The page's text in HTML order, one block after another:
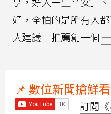
好，全怕的是所有人
人建議「推薦創一個
📌 數位新聞搶鮮看
訂閱